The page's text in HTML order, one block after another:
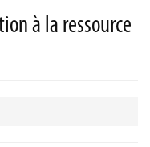
à la ressource